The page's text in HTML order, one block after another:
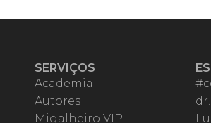
SERVIÇOS
Academia
Autores
Migalheiro VIP